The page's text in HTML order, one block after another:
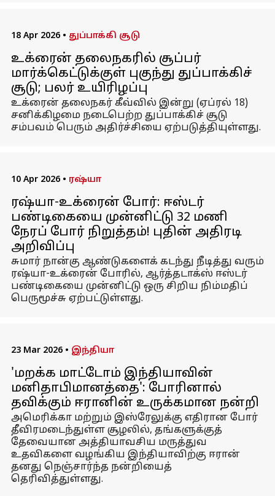
18 Apr 2026 • துப்பாக்கி சூடு
உக்ரைன் தலைநகரில் சூப்பர்
மார்க்கெட்டுக்குள் புகுந்து துப்பாக்கிச்
சூடு; பலர் உயிரிழப்பு
உக்ரைன் தலைநகர் கீவ்வில் இன்று (ஏப்ரல் 18)
சனிக்கிழமை நடைபெற்ற துப்பாக்கிச் சூடு
சம்பவம் பெரும் அதிர்ச்சியை ஏற்படுத்தியுள்ளது.
10 Apr 2026 • ரஷ்யா
ரஷ்யா-உக்ரைன் போர்: ஈஸ்டர்
பண்டிகையை முன்னிட்டு 32 மணி
நேரப் போர் நிறுத்தம்! புதின் அதிரடி
அறிவிப்பு
சுமார் நான்கு ஆண்டுகளைக் கடந்து நீடித்து வரும்
ரஷ்யா-உக்ரைன் போரில், ஆர்த்தடாக்ஸ் ஈஸ்டர்
பண்டிகையை முன்னிட்டு ஒரு சிறிய நிம்மதிப்
பெருமூச்சு ஏற்பட்டுள்ளது.
23 Mar 2026 • இந்தியா
'மறக்க மாட்டோம் இந்தியாவின்
மனிதாபிமானத்தை': போரினால்
தவிக்கும் ஈரானின் உருக்கமான நன்றி
அமெரிக்கா மற்றும் இஸ்ரேலுக்கு எதிரான போர்
தீவிரமடைந்துள்ள சூழலில், தங்களுக்குத்
தேவையான அத்தியாவசிய மருத்துவ
உதவிகளை வழங்கிய இந்தியாவிற்கு ஈரான்
தனது நெஞ்சார்ந்த நன்றியைத்
தெரிவித்துள்ளது.